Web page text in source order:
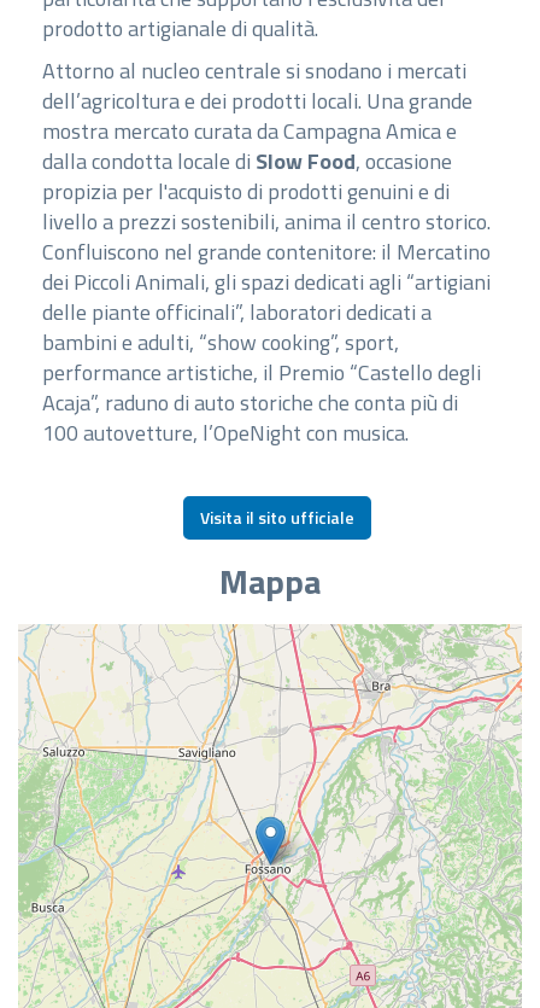
prodotto artigianale di qualità.
Attorno al nucleo centrale si snodano i mercati
dell’agricoltura e dei prodotti locali. Una grande
mostra mercato curata da Campagna Amica e
dalla condotta locale di Slow Food, occasione
propizia per l'acquisto di prodotti genuini e di
livello a prezzi sostenibili, anima il centro storico.
Confluiscono nel grande contenitore: il Mercatino
dei Piccoli Animali, gli spazi dedicati agli “artigiani
delle piante officinali”, laboratori dedicati a
bambini e adulti, “show cooking”, sport,
performance artistiche, il Premio “Castello degli
Acaja”, raduno di auto storiche che conta più di
100 autovetture, l’OpeNight con musica.
Visita il sito ufficiale
Mappa